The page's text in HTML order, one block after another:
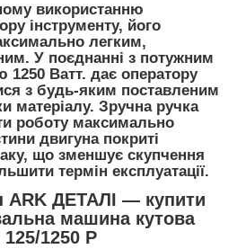
використанню
інструменту, його
легким,
У поєднанні з потужним
1250 Ватт. дає оператору
з будь-яким поставленим
матеріалу. Зручна ручка
роботу максимально
двигуна покриті
що зменшує скупчення
термін експлуатації.
ARK ДЕТАЛІ — купити
машина кутова
1250 P